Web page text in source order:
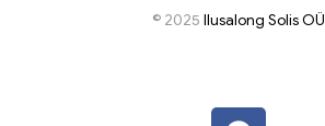
© 2025 Ilusalong Solis OÜ